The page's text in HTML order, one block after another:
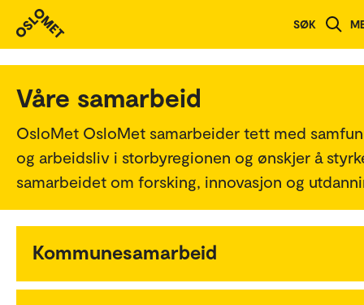
SØK
Våre samarbeid
OsloMet OsloMet samarbeider tett med
og arbeidsliv i storbyregionen og ønskjer å
samarbeidet om forsking, innovasjon og
Kommunesamarbeid